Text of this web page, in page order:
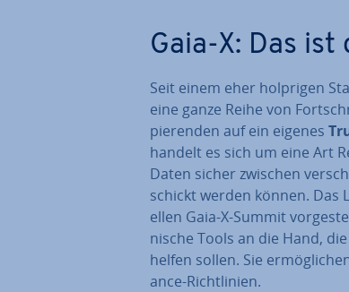
Gaia-X: Das
Seit einem eher holprigen
eine ganze Reihe von
pie­ren­den auf ein eigenes
handelt es sich um eine Art
Daten sicher zwischen
schickt werden können. Das
el­len Gaia-X-Summit
ni­sche Tools an die Hand,
helfen sollen. Sie
ance-Richt­li­ni­en.